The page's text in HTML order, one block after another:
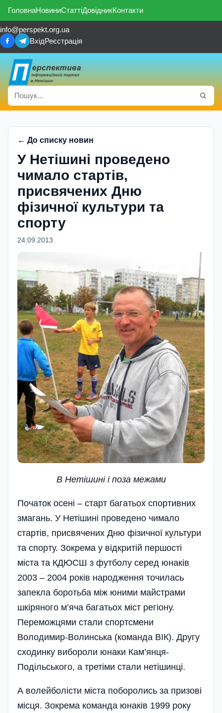
ГоловнаНовиниСтаттіДовідникКонтакти
info@perspekt.org.ua
ВхідРеєстрація
← До списку новин
У Нетішині проведено
чимало стартів,
присвячених Дню
фізичної культури та
спорту
24.09.2013
В Нетiшинi i поза межами
Початок осені – старт багатьох спортивних
змагань. У Нетішині проведено чимало
стартів, присвячених Дню фізичної культури
та спорту. Зокрема у відкритій першості
міста та КДЮСШ з футболу серед юнаків
2003 – 2004 років народження точилась
запекла боротьба між юними майстрами
шкіряного м’яча багатьох міст регіону.
Переможцями стали спортсмени
Володимир-Волинська (команда ВІК). Другу
сходинку вибороли юнаки Кам’янця-
Подільського, а третіми стали нетішинці.
А волейболісти міста поборолись за призові
місця. Зокрема команда юнаків 1999 року